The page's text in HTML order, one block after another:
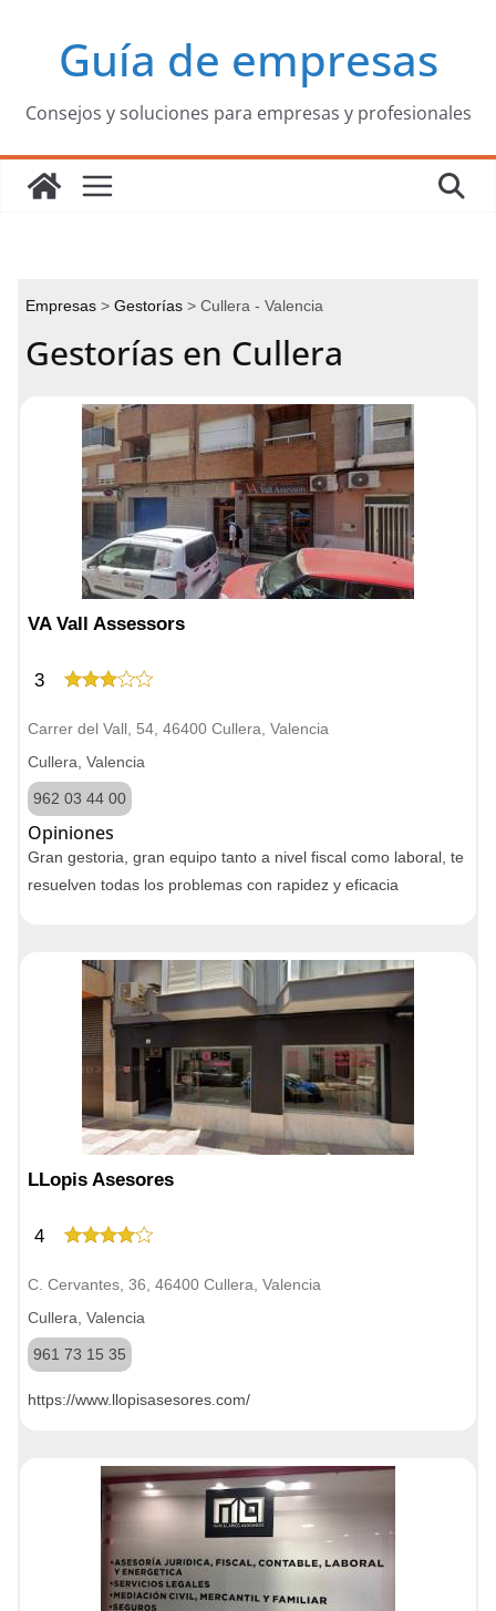
contenidoGuía de empresas
Consejos y soluciones para empresas y profesionales
Empresas Gestorías Cullera - Valencia
Gestorías en Cullera
VA Vall Assessors
3
Carrer del Vall, 54, 46400 Cullera, Valencia
Cullera, Valencia
962 03 44 00
Opiniones
Gran gestoria, gran equipo tanto a nivel fiscal como laboral, te
resuelven todas los problemas con rapidez y eficacia
LLopis Asesores
4
C. Cervantes, 36, 46400 Cullera, Valencia
Cullera, Valencia
961 73 15 35
https://www.llopisasesores.com/